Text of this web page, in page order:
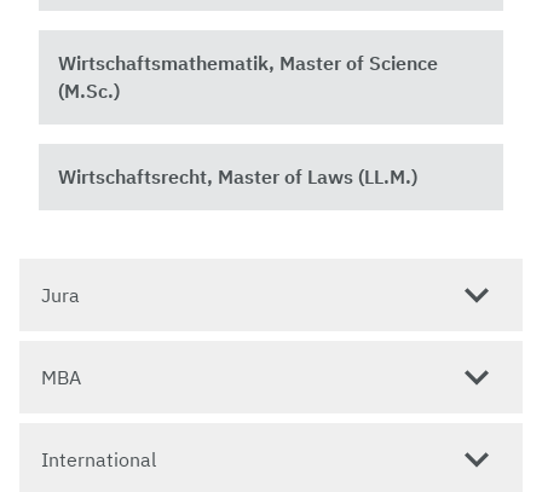
Wirtschaftsmathematik, Master of Science
(M.Sc.)
Wirtschaftsrecht, Master of Laws (LL.M.)
Jura
MBA
International